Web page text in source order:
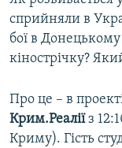
Усі сайти RFE/RL
сприйняли в
бої в
кінострічку?
Про це – в
Крим.Реаліїз
Криму). Гість